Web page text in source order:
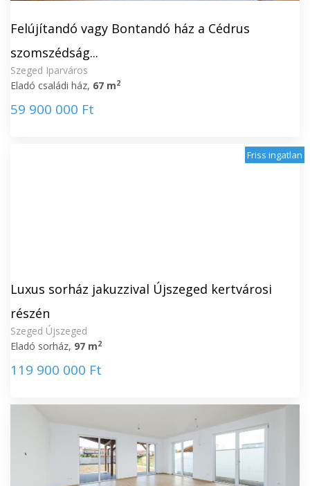
Felújítandó vagy Bontandó ház a Cédrus
szomszédság...
Szeged Iparváros
Eladó családi ház, 67 m2
59 900 000 Ft
Friss ingatlan
Luxus sorház jakuzzival Újszeged kertvárosi
részén
Szeged Újszeged
Eladó sorház, 97 m2
119 900 000 Ft